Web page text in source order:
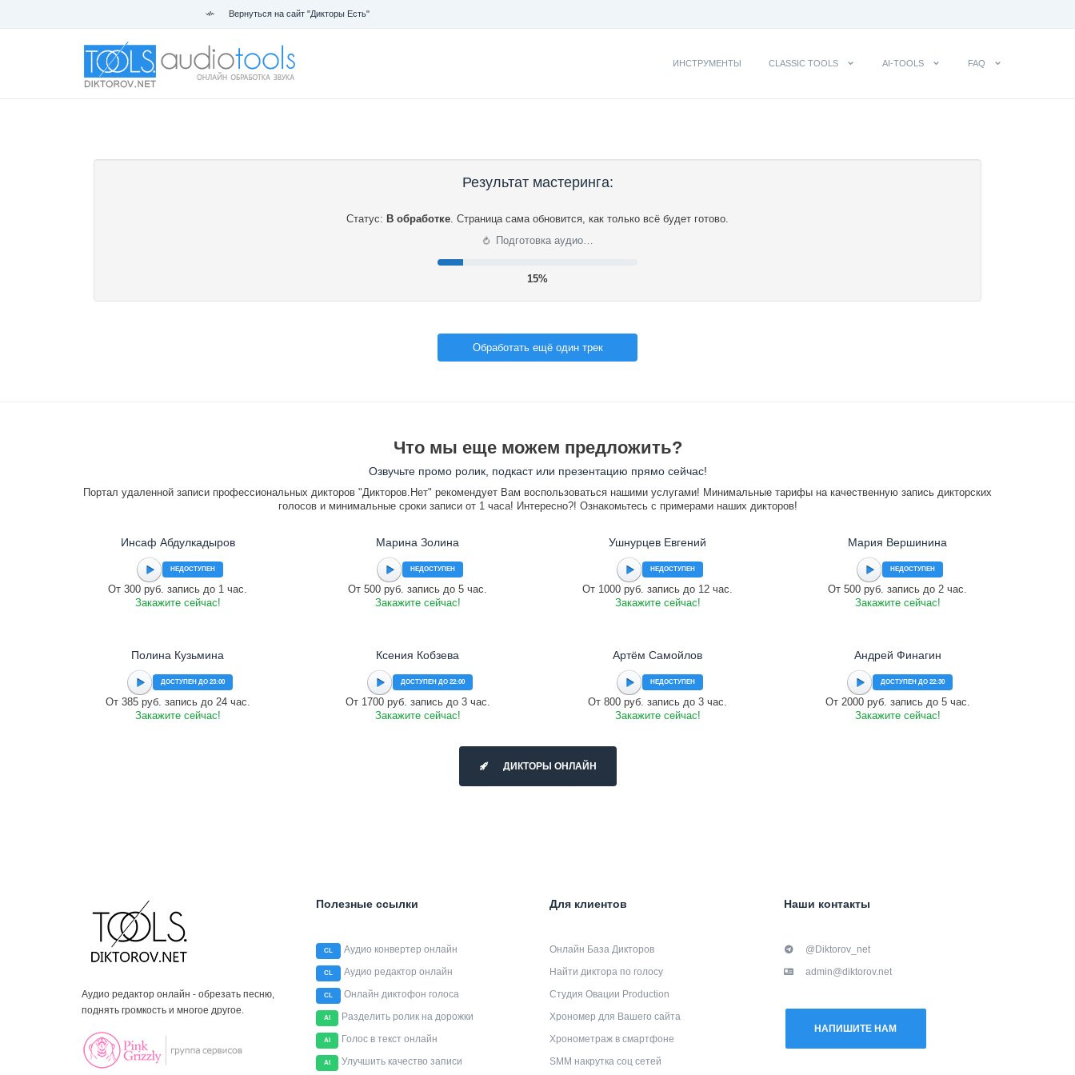
Вернуться на сайт "Дикторы Есть"
ИНСТРУМЕНТЫ CLASSIC TOOLS AI-TOOLS FAQ
Результат мастеринга:
Статус: В обработке. Страница сама обновится, как только всё будет готово.
⟳ Подготовка аудио…
16%
Обработать ещё один трек
Что мы еще можем предложить?
Озвучьте промо ролик, подкаст или презентацию прямо сейчас!
Портал удаленной записи профессиональных дикторов "Дикторов.Нет" рекомендует Вам воспользоваться нашими услугами! Минимальные тарифы на качественную запись дикторских
голосов и минимальные сроки записи от 1 часа! Интересно?! Ознакомьтесь с примерами наших дикторов!
Инсаф Абдулкадыров
НЕДОСТУПЕН
От 300 руб. запись до 1 час.
Закажите сейчас!
Марина Золина
НЕДОСТУПЕН
От 500 руб. запись до 5 час.
Закажите сейчас!
Ушнурцев Евгений
НЕДОСТУПЕН
От 1000 руб. запись до 12 час.
Закажите сейчас!
Мария Вершинина
НЕДОСТУПЕН
От 500 руб. запись до 2 час.
Закажите сейчас!
Полина Кузьмина
ДОСТУПЕН ДО 23:00
От 385 руб. запись до 24 час.
Закажите сейчас!
Ксения Кобзева
ДОСТУПЕН ДО 22:00
От 1700 руб. запись до 3 час.
Закажите сейчас!
Артём Самойлов
НЕДОСТУПЕН
От 800 руб. запись до 3 час.
Закажите сейчас!
Андрей Финагин
ДОСТУПЕН ДО 22:30
От 2000 руб. запись до 5 час.
Закажите сейчас!
ДИКТОРЫ ОНЛАЙН
Аудио редактор онлайн - обрезать песню,
поднять громкость и многое другое.
Полезные ссылки
CL Аудио конвертер онлайн
CL Аудио редактор онлайн
CL Онлайн диктофон голоса
AI Разделить ролик на дорожки
AI Голос в текст онлайн
AI Улучшить качество записи
Для клиентов
Онлайн База Дикторов
Найти диктора по голосу
Студия Овации Production
Хрономер для Вашего сайта
Хронометраж в смартфоне
SMM накрутка соц сетей
Наши контакты
@Diktorov_net
admin@diktorov.net
НАПИШИТЕ НАМ